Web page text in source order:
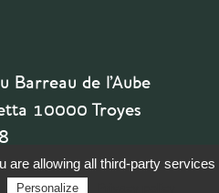
Barreau de l'Aube
10000 Troyes
are allowing all third-party services
Personalize